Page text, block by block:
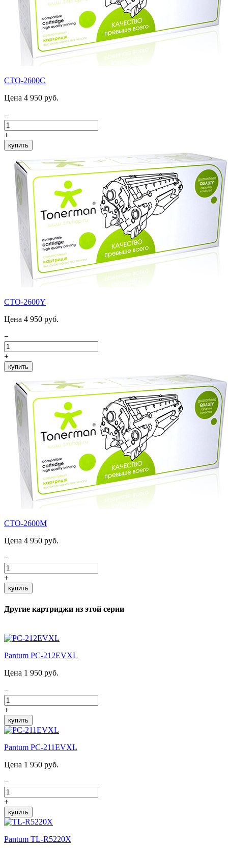
CTO-2600C
Цена 4 950 руб.
−
+
купить
CTO-2600Y
Цена 4 950 руб.
−
+
купить
CTO-2600M
Цена 4 950 руб.
−
+
купить
Другие картриджи из этой серии
Pantum PC-212EVXL
Цена 1 950 руб.
−
+
купить
Pantum PC-211EVXL
Цена 1 950 руб.
−
+
купить
Pantum TL-R5220X